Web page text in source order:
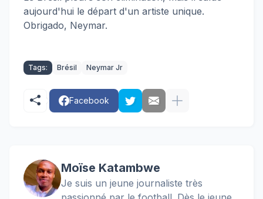
aujourd'hui le départ d'un artiste unique.
Obrigado, Neymar.
Tags: Brésil Neymar Jr
Facebook
Moïse Katambwe
Je suis un jeune journaliste très